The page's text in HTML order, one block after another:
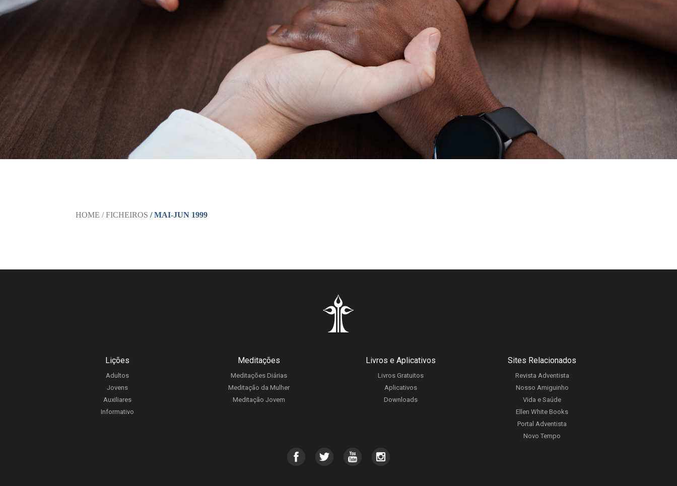
HOME / FICHEIROS / MAI-JUN 1999
Lições
Adultos
Jovens
Auxiliares
Informativo
Meditações
Meditações Diárias
Meditação da Mulher
Meditação Jovem
Livros e Aplicativos
Livros Gratuitos
Aplicativos
Downloads
Sites Relacionados
Revista Adventista
Nosso Amiguinho
Vida e Saúde
Ellen White Books
Portal Adventista
Novo Tempo